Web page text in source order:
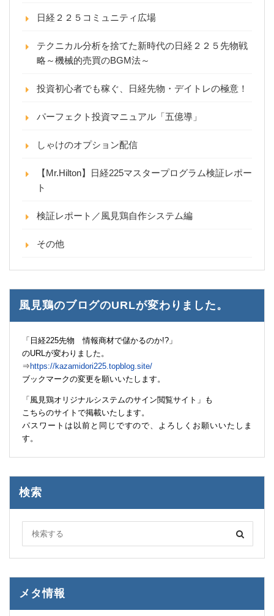
日経２２５コミュニティ広場
テクニカル分析を捨てた新時代の日経２２５先物戦
略～機械的売買のBGM法～
投資初心者でも稼ぐ、日経先物・デイトレの極意！
パーフェクト投資マニュアル「五億導」
しゃけのオプション配信
【Mr.Hilton】日経225マスタープログラム検証レポー
ト
検証レポート／風見鶏自作システム編
その他
風見鶏のブログのURLが変わりました。
「日経225先物 情報商材で儲かるのか!?」
のURLが変わりました。
⇒ https://kazamidori225.topblog.site/
ブックマークの変更を願いいたします。
「風見鶏オリジナルシステムのサイン閲覧サイト」も
こちらのサイトで掲載いたします。
パスワートは以前と同じですので、よろしくお願いいたしま
す。
検索
メタ情報